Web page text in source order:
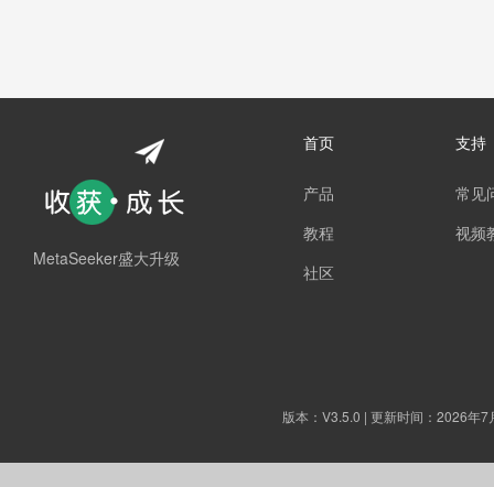
MetaSeeker盛大升级
首页
产品
教程
社区
支持
常见
视频
版本： V3.5.0 | 更新时间：2026年